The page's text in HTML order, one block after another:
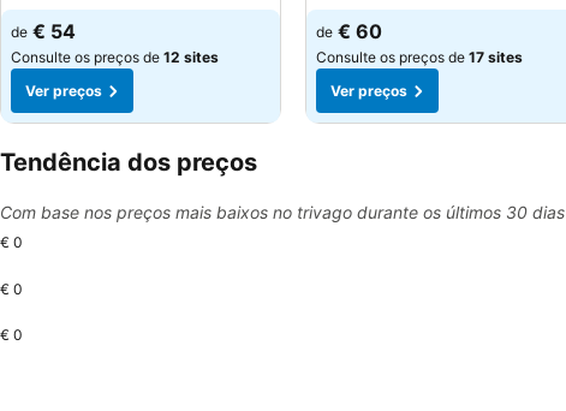
de € 54
Consulte os preços de 12 sites
Ver preços
de € 60
Consulte os preços de 17 sites
Ver preços
Tendência dos preços
Com base nos preços mais baixos no trivago durante os últimos 30 dias
€ 0
€ 0
€ 0